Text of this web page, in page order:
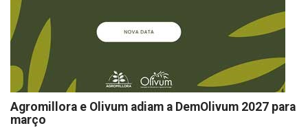
Agromillora e Olivum adiam a DemOlivum 2027 para
março